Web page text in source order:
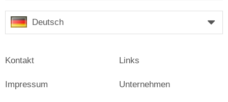
Deutsch
Kontakt
Impressum
Links
Unternehmen